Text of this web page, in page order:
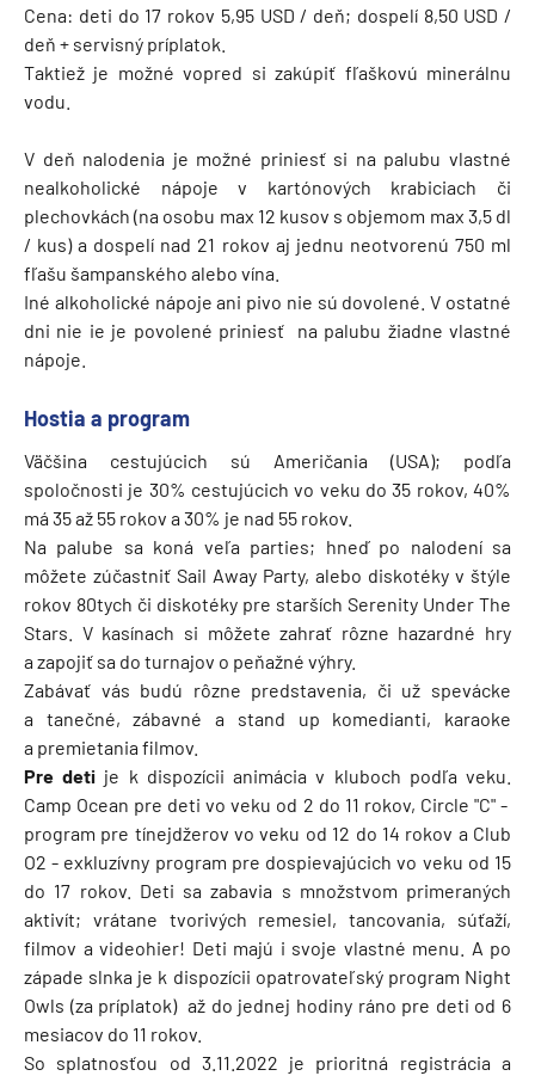
Cena: deti do 17 rokov 5,95 USD / deň; dospelí 8,50 USD /
deň + servisný príplatok.
Taktiež je možné vopred si zakúpiť fľaškovú minerálnu
vodu.
V deň nalodenia je možné priniesť si na palubu vlastné
nealkoholické nápoje v kartónových krabiciach či
plechovkách (na osobu max 12 kusov s objemom max 3,5 dl
/ kus) a dospelí nad 21 rokov aj jednu neotvorenú 750 ml
fľašu šampanského alebo vína.
Iné alkoholické nápoje ani pivo nie sú dovolené. V ostatné
dni nie ie je povolené priniesť na palubu žiadne vlastné
nápoje.
Hostia a program
Väčšina cestujúcich sú Američania (USA); podľa
spoločnosti je 30% cestujúcich vo veku do 35 rokov, 40%
má 35 až 55 rokov a 30% je nad 55 rokov.
Na palube sa koná veľa parties; hneď po nalodení sa
môžete zúčastniť Sail Away Party, alebo diskotéky v štýle
rokov 80tych či diskotéky pre starších Serenity Under The
Stars. V kasínach si môžete zahrať rôzne hazardné hry
a zapojiť sa do turnajov o peňažné výhry.
Zabávať vás budú rôzne predstavenia, či už spevácke
a tanečné, zábavné a stand up komedianti, karaoke
a premietania filmov.
Pre deti je k dispozícii animácia v kluboch podľa veku.
Camp Ocean pre deti vo veku od 2 do 11 rokov, Circle "C" -
program pre tínejdžerov vo veku od 12 do 14 rokov a Club
O2 - exkluzívny program pre dospievajúcich vo veku od 15
do 17 rokov. Deti sa zabavia s množstvom primeraných
aktivít; vrátane tvorivých remesiel, tancovania, súťaží,
filmov a videohier! Deti majú i svoje vlastné menu. A po
západe slnka je k dispozícii opatrovateľský program Night
Owls (za príplatok) až do jednej hodiny ráno pre deti od 6
mesiacov do 11 rokov.
So splatnosťou od 3.11.2022 je prioritná registrácia a